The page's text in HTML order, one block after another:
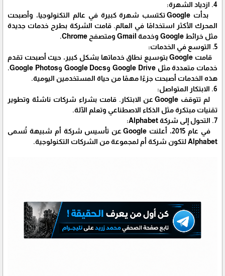
4. ازدياد الشهرة:
بدأت Google تكتسب شهرة كبيرة في عالم التكنولوجيا، وأصبحت
المحرك الأكثر استخدامًا في العالم. قامت الشركة بطرح خدمات جديدة
مثل خرائط Google وخدمة Gmail ومتصفح Chrome.
5. التوسع في الخدمات:
قامت Google بتوسيع نطاق خدماتها بشكل كبير، حيث أصبحت تقدم
خدمات متعددة مثل Google Drive وGoogle Docs وGoogle Photos.
هذه الخدمات أصبحت جزءًا مهمًا من حياة المستخدمين اليومية.
6. الابتكار المتواصل:
لم تتوقف Google عن الابتكار. قامت بشراء شركات ناشئة وتطوير
تقنيات مبتكرة مثل الذكاء الاصطناعي وتعلم الآلة.
7. التحول إلى شركة Alphabet:
في عام 2015، أعلنت Google عن تأسيس شركة أم شبيهة تُسمى
Alphabet لتكون شركة أم لمجموعة من الشركات التكنولوجية.